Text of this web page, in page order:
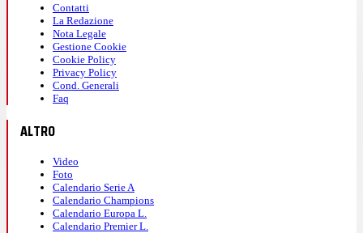
Contatti
La Redazione
Nota Legale
Gestione Cookie
Cookie Policy
Privacy Policy
Cond. Generali
Faq
ALTRO
Video
Foto
Calendario Serie A
Calendario Champions
Calendario Europa L.
Calendario Premier L.